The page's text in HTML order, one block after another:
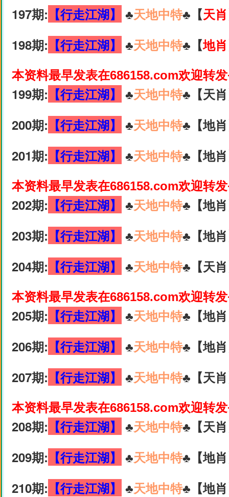
197期: 【行走江湖】 ♣️天地中特♣️【天肖
198期: 【行走江湖】 ♣️天地中特♣️【地肖
本资料最早发表在686158.com欢迎转
199期: 【行走江湖】 ♣️天地中特♣️【天
200期: 【行走江湖】 ♣️天地中特♣️【地
201期: 【行走江湖】 ♣️天地中特♣️【地
本资料最早发表在686158.com欢迎转
202期: 【行走江湖】 ♣️天地中特♣️【地
203期: 【行走江湖】 ♣️天地中特♣️【地
204期: 【行走江湖】 ♣️天地中特♣️【天
本资料最早发表在686158.com欢迎转
205期: 【行走江湖】 ♣️天地中特♣️【地
206期: 【行走江湖】 ♣️天地中特♣️【地
207期: 【行走江湖】 ♣️天地中特♣️【天
本资料最早发表在686158.com欢迎转
208期: 【行走江湖】 ♣️天地中特♣️【天
209期: 【行走江湖】 ♣️天地中特♣️【地
210期: 【行走江湖】 ♣️天地中特♣️【地